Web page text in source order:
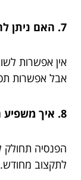
7. האם ניתן להחזיר כסף לפנסיה אחרי הגירושין?
אין אפשרות
אבל אפשרות
8. איך משפיע הגירושין על הפנסיה שלי?
הפנסיה תחולק
לתקצוב מחודש.